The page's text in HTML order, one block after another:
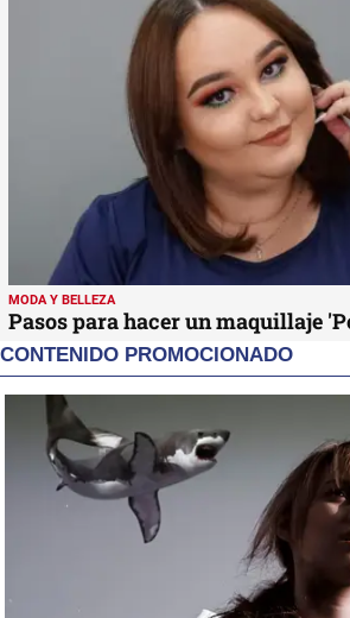
MODA Y BELLEZA
Pasos para hacer un maquillaje
CONTENIDO PROMOCIONADO